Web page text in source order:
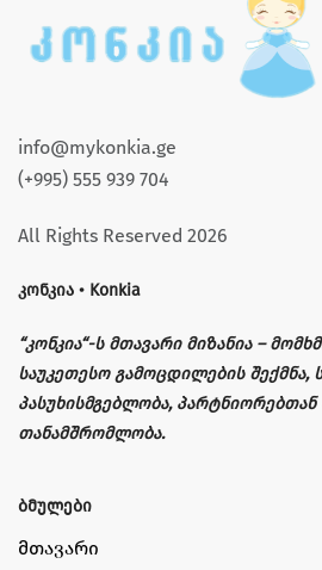
info@mykonkia.ge
(+995) 555 939 704
All Rights Reserved 2026
კონკია • Konkia
“კონკია“-ს მთავარი მიზანია –
საუკეთესო გამოცდილების შექმნა,
პასუხისმგებლობა,
თანამშრომლობა.
ბმულები
მთავარი